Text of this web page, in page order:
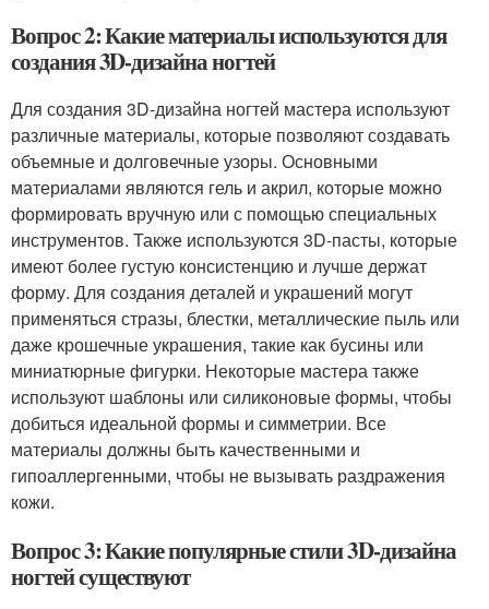
Вопрос 2: Какие материалы используются для
создания 3D-дизайна ногтей
Для создания 3D-дизайна ногтей мастера используют
различные материалы, которые позволяют создавать
объемные и долговечные узоры. Основными
материалами являются гель и акрил, которые можно
формировать вручную или с помощью специальных
инструментов. Также используются 3D-пасты, которые
имеют более густую консистенцию и лучше держат
форму. Для создания деталей и украшений могут
применяться стразы, блестки, металлические пыль или
даже крошечные украшения, такие как бусины или
миниатюрные фигурки. Некоторые мастера также
используют шаблоны или силиконовые формы, чтобы
добиться идеальной формы и симметрии. Все
материалы должны быть качественными и
гипоаллергенными, чтобы не вызывать раздражения
кожи.
Вопрос 3: Какие популярные стили 3D-дизайна
ногтей существуют